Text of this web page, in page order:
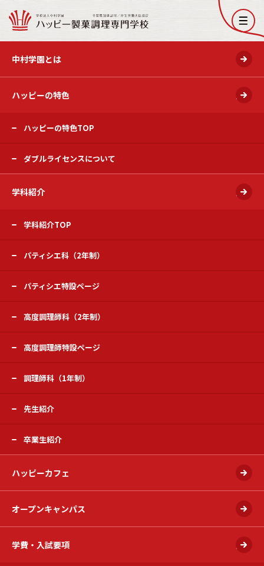
開く
中村学園とは
ハッピーの特色 開く
ハッピーの特色TOP
ダブルライセンスについて
学科紹介 開く
学科紹介TOP
パティシエ科（2年制）
パティシエ特設ページ
高度調理師科（2年制）
高度調理師特設ページ
調理師科（1年制）
先生紹介
卒業生紹介
ハッピーカフェ
オープンキャンパス
学費・入試要項 開く